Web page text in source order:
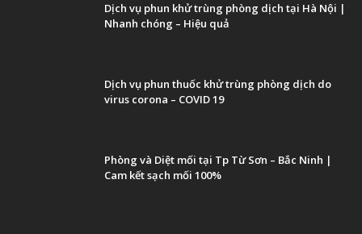
Dịch vụ phun khử trùng phòng dịch tại Hà Nội |
Nhanh chóng – Hiệu quả
Dịch vụ phun thuốc khử trùng phòng dịch do
virus corona – COVID 19
Phòng và Diệt mối tại Tp Từ Sơn – Bắc Ninh |
Cam kết sạch mối 100%